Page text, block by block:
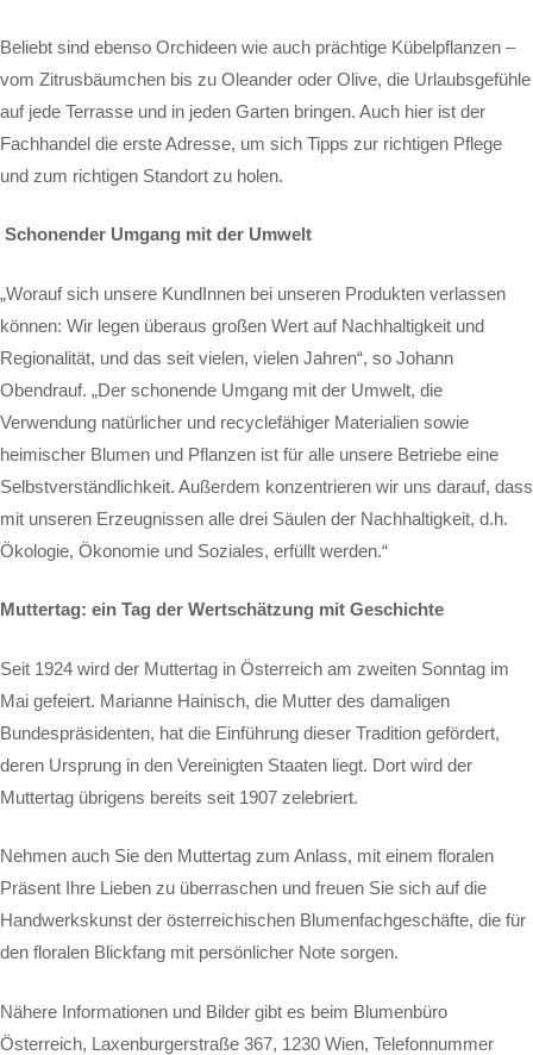
Beliebt sind ebenso Orchideen wie auch prächtige Kübelpflanzen –
vom Zitrusbäumchen bis zu Oleander oder Olive, die Urlaubsgefühle
auf jede Terrasse und in jeden Garten bringen. Auch hier ist der
Fachhandel die erste Adresse, um sich Tipps zur richtigen Pflege
und zum richtigen Standort zu holen.
Schonender Umgang mit der Umwelt
„Worauf sich unsere KundInnen bei unseren Produkten verlassen
können: Wir legen überaus großen Wert auf Nachhaltigkeit und
Regionalität, und das seit vielen, vielen Jahren“, so Johann
Obendrauf. „Der schonende Umgang mit der Umwelt, die
Verwendung natürlicher und recyclefähiger Materialien sowie
heimischer Blumen und Pflanzen ist für alle unsere Betriebe eine
Selbstverständlichkeit. Außerdem konzentrieren wir uns darauf, dass
mit unseren Erzeugnissen alle drei Säulen der Nachhaltigkeit, d.h.
Ökologie, Ökonomie und Soziales, erfüllt werden.“
Muttertag: ein Tag der Wertschätzung mit Geschichte
Seit 1924 wird der Muttertag in Österreich am zweiten Sonntag im
Mai gefeiert. Marianne Hainisch, die Mutter des damaligen
Bundespräsidenten, hat die Einführung dieser Tradition gefördert,
deren Ursprung in den Vereinigten Staaten liegt. Dort wird der
Muttertag übrigens bereits seit 1907 zelebriert.
Nehmen auch Sie den Muttertag zum Anlass, mit einem floralen
Präsent Ihre Lieben zu überraschen und freuen Sie sich auf die
Handwerkskunst der österreichischen Blumenfachgeschäfte, die für
den floralen Blickfang mit persönlicher Note sorgen.
Nähere Informationen und Bilder gibt es beim Blumenbüro
Österreich, Laxenburgerstraße 367, 1230 Wien, Telefonnummer